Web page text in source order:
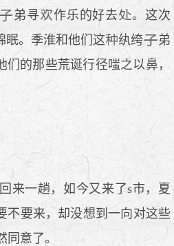
弟寻 作乐的好去
。这次
眠。季淮和他们这
纨绔
弟
的那些荒诞行径嗤之以鼻，
来一趟，如今又来了s市，夏
不要来，却没想到一向对这些
同意了。